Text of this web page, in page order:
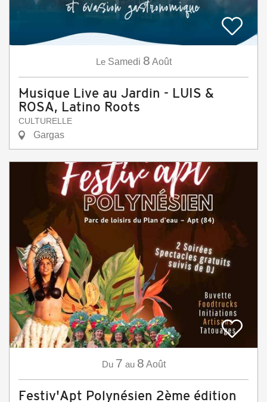
Le Samedi 8 Août
Musique Live au Jardin - LUIS &
ROSA, Latino Roots
CULTURELLE
Gargas
Du 7 au 8 Août
Festiv'Apt Polynésien 2ème édition